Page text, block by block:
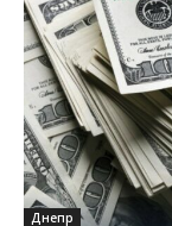
Днепр